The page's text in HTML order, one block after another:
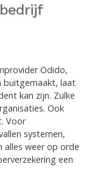
Odido,
buitgemaakt, laat
kan zijn. Zulke
Ook
Voor
systemen,
alles weer op orde
een